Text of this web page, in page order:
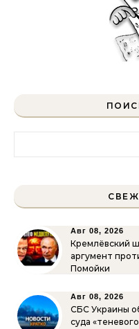
Авг 08, 2026
Кремлёвский
аргумент
Помойки
Авг 08, 2026
СБС Украины
суда